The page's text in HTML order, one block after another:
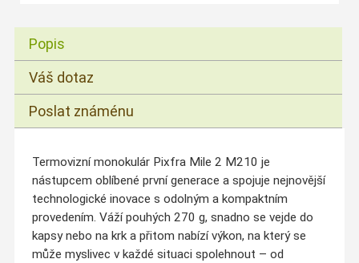
Popis
Váš dotaz
Poslat známénu
Termovizní monokulár Pixfra Mile 2 M210 je
nástupcem oblíbené první generace a spojuje nejnovější
technologické inovace s odolným a kompaktním
provedením. Váží pouhých 270 g, snadno se vejde do
kapsy nebo na krk a přitom nabízí výkon, na který se
může myslivec v každé situaci spolehnout – od